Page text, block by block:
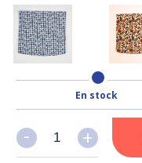
En stock
+
- +
-